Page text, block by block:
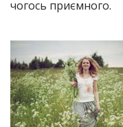
чогось приємного.